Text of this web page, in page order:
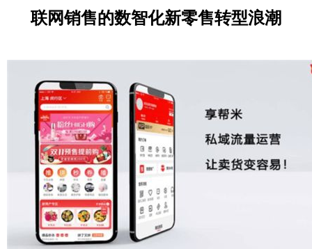
联网销售的数智化新零售转型浪潮